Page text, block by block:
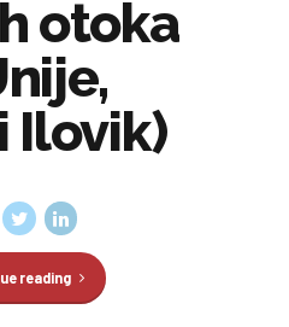
otoka
Ilovik)
reading